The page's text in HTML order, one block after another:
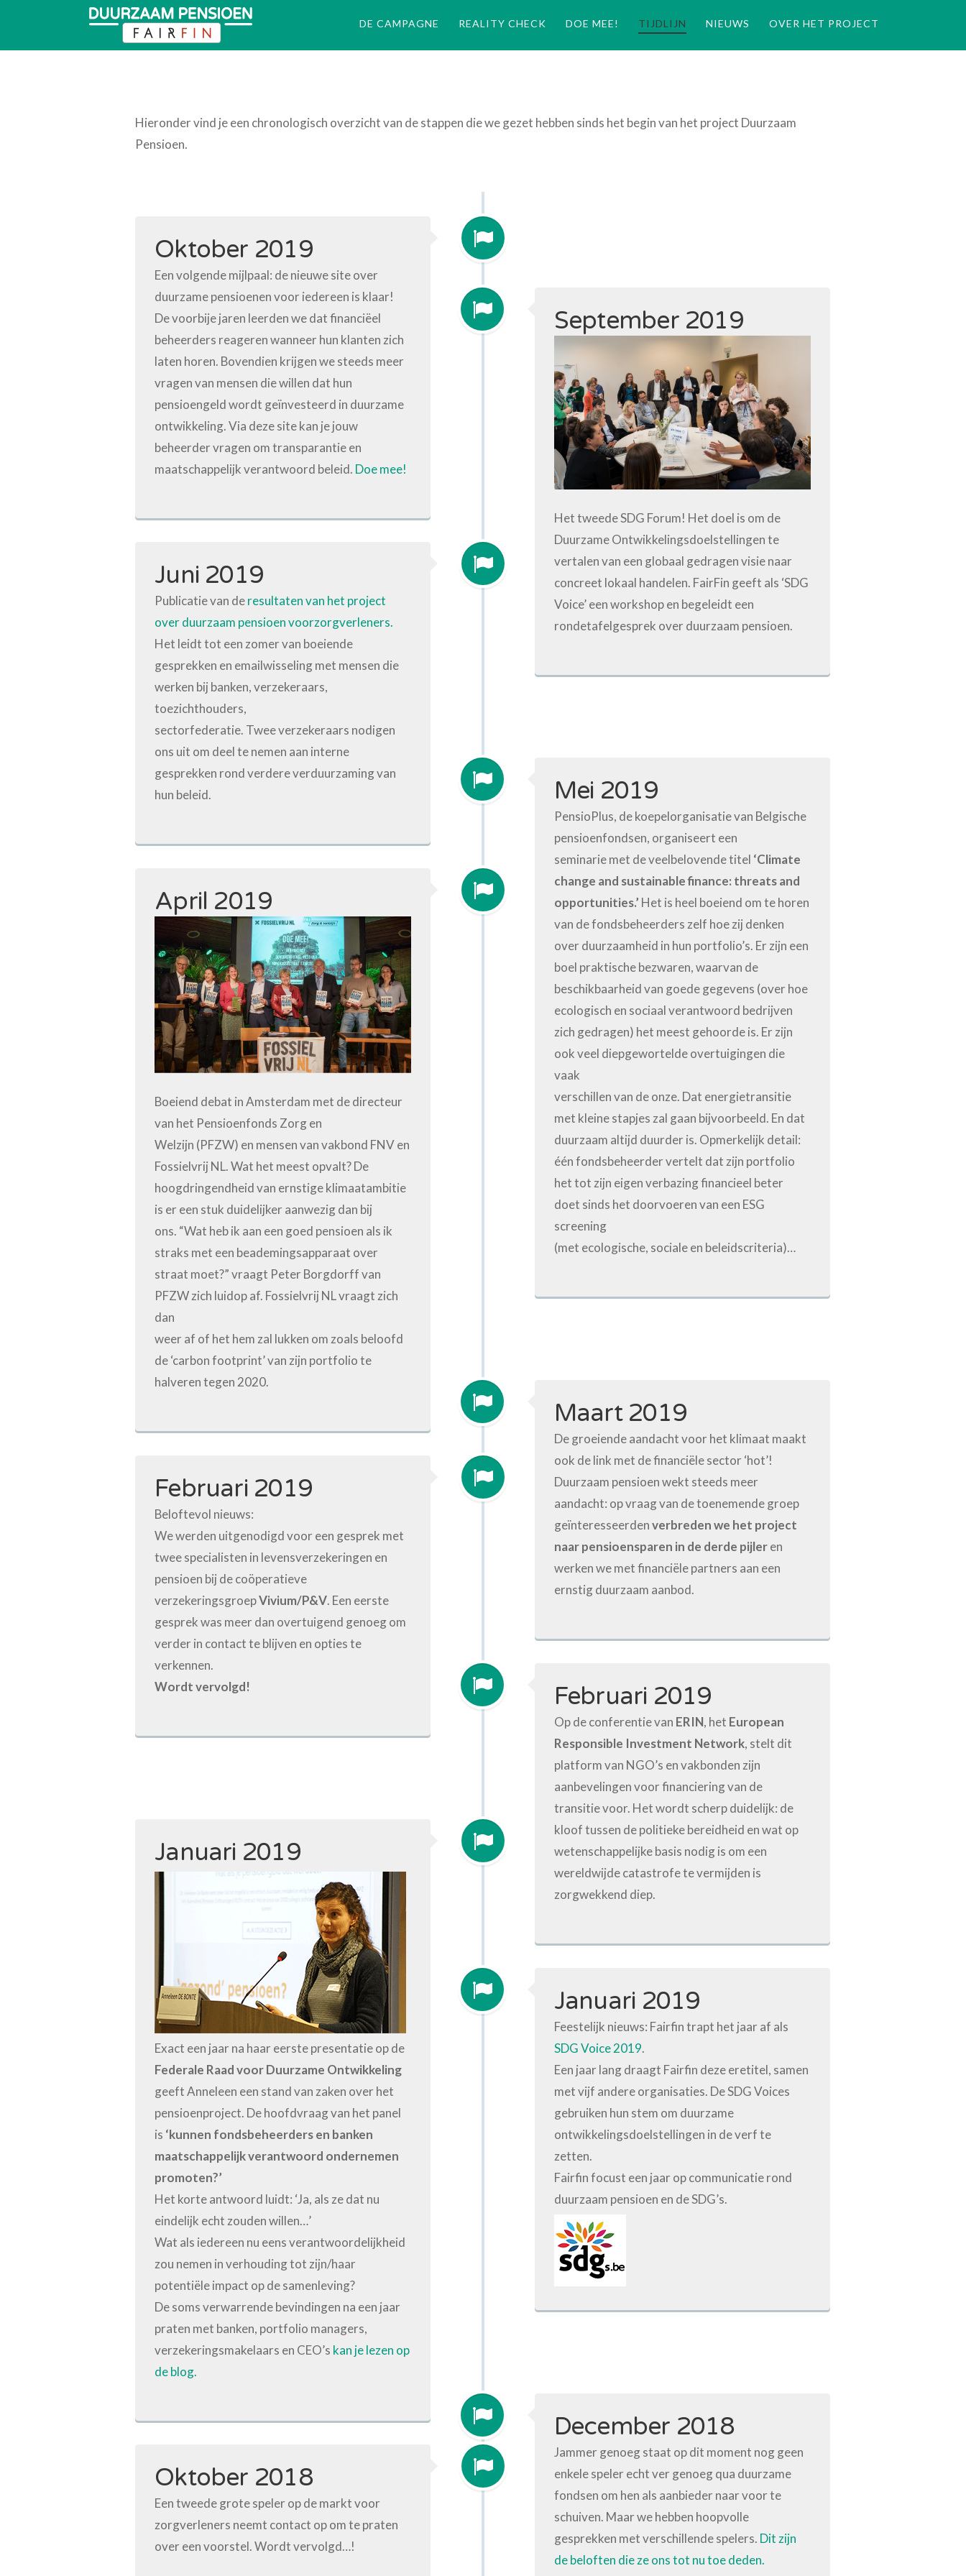
DE CAMPAGNE REALITY CHECK DOE MEE! TIJDLIJN NIEUWS OVER HET PROJECT
Hieronder vind je een chronologisch overzicht van de stappen die we gezet hebben sinds het begin van het project Duurzaam
Pensioen.
Oktober 2019
Een volgende mijlpaal: de nieuwe site over
duurzame pensioenen voor iedereen is klaar!
De voorbije jaren leerden we dat financiëel
beheerders reageren wanneer hun klanten zich
laten horen. Bovendien krijgen we steeds meer
vragen van mensen die willen dat hun
pensioengeld wordt geïnvesteerd in duurzame
ontwikkeling. Via deze site kan je jouw
beheerder vragen om transparantie en
maatschappelijk verantwoord beleid. Doe mee!
September 2019
Het tweede SDG Forum! Het doel is om de
Duurzame Ontwikkelingsdoelstellingen te
vertalen van een globaal gedragen visie naar
concreet lokaal handelen. FairFin geeft als ‘SDG
Voice’ een workshop en begeleidt een
rondetafelgesprek over duurzaam pensioen.
Juni 2019
Publicatie van deresultaten van het project
over duurzaam pensioen voorzorgverleners.
Het leidt tot een zomer van boeiende
gesprekken en emailwisseling met mensen die
werken bij banken, verzekeraars,
toezichthouders,
sectorfederatie. Twee verzekeraars nodigen
ons uit om deel te nemen aan interne
gesprekken rond verdere verduurzaming van
hun beleid.
Mei 2019
PensioPlus, de koepelorganisatie van Belgische
pensioenfondsen, organiseert een
seminarie met de veelbelovende titel ‘Climate
change and sustainable finance: threats and
opportunities.’ Het is heel boeiend om te horen
van de fondsbeheerders zelf hoe zij denken
over duurzaamheid in hun portfolio’s. Er zijn een
boel praktische bezwaren, waarvan de
beschikbaarheid van goede gegevens (over hoe
ecologisch en sociaal verantwoord bedrijven
zich gedragen) het meest gehoorde is. Er zijn
ook veel diepgewortelde overtuigingen die
vaak
verschillen van de onze. Dat energietransitie
met kleine stapjes zal gaan bijvoorbeeld. En dat
duurzaam altijd duurder is. Opmerkelijk detail:
één fondsbeheerder vertelt dat zijn portfolio
het tot zijn eigen verbazing financieel beter
doet sinds het doorvoeren van een ESG
screening
(met ecologische, sociale en beleidscriteria)…
April 2019
Boeiend debat in Amsterdam met de directeur
van het Pensioenfonds Zorg en
Welzijn (PFZW) en mensen van vakbond FNV en
Fossielvrij NL. Wat het meest opvalt? De
hoogdringendheid van ernstige klimaatambitie
is er een stuk duidelijker aanwezig dan bij
ons. “Wat heb ik aan een goed pensioen als ik
straks met een beademingsapparaat over
straat moet?” vraagt Peter Borgdorff van
PFZW zich luidop af. Fossielvrij NL vraagt zich
dan
weer af of het hem zal lukken om zoals beloofd
de ‘carbon footprint’ van zijn portfolio te
halveren tegen 2020.
Maart 2019
De groeiende aandacht voor het klimaat maakt
ook de link met de financiële sector ‘hot’!
Duurzaam pensioen wekt steeds meer
aandacht: op vraag van de toenemende groep
geïnteresseerdenverbreden we het project
naar pensioensparen in de derde pijleren
werken we met financiële partners aan een
ernstig duurzaam aanbod.
Februari 2019
Beloftevol nieuws:
We werden uitgenodigd voor een gesprek met
twee specialisten in levensverzekeringen en
pensioen bij de coöperatieve
verzekeringsgroepVivium/P&V. Een eerste
gesprek was meer dan overtuigend genoeg om
verder in contact te blijven en opties te
verkennen.
Wordt vervolgd!
Februari 2019
Op de conferentie van ERIN, het European
Responsible Investment Network, stelt dit
platform van NGO’s en vakbonden zijn
aanbevelingen voor financiering van de
transitie voor. Het wordt scherp duidelijk: de
kloof tussen de politieke bereidheid en wat op
wetenschappelijke basis nodig is om een
wereldwijde catastrofe te vermijden is
zorgwekkend diep.
Januari 2019
Exact een jaar na haar eerste presentatie op de
Federale Raad voor Duurzame Ontwikkeling
geeft Anneleen een stand van zaken over het
pensioenproject. De hoofdvraag van het panel
is ‘kunnen fondsbeheerders en banken
maatschappelijk verantwoord ondernemen
promoten?’
Het korte antwoord luidt: ‘Ja, als ze dat nu
eindelijk echt zouden willen…’
Wat als iedereen nu eens verantwoordelijkheid
zou nemen in verhouding tot zijn/haar
potentiële impact op de samenleving?
De soms verwarrende bevindingen na een jaar
praten met banken, portfolio managers,
verzekeringsmakelaars en CEO’s kan je lezen op
de blog.
Januari 2019
Feestelijk nieuws: Fairfin trapt het jaar af als
SDG Voice 2019.
Een jaar lang draagt Fairfin deze eretitel, samen
met vijf andere organisaties. De SDG Voices
gebruiken hun stem om duurzame
ontwikkelingsdoelstellingen in de verf te
zetten.
Fairfin focust een jaar op communicatie rond
duurzaam pensioen en de SDG’s.
December 2018
Jammer genoeg staat op dit moment nog geen
enkele speler echt ver genoeg qua duurzame
fondsen om hen als aanbieder naar voor te
schuiven. Maar we hebben hoopvolle
gesprekken met verschillende spelers. Dit zijn
de beloften die ze ons tot nu toe deden.
Oktober 2018
Een tweede grote speler op de markt voor
zorgverleners neemt contact op om te praten
over een voorstel. Wordt vervolgd…!